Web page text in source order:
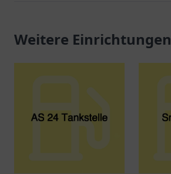
Weitere Einrichtungen